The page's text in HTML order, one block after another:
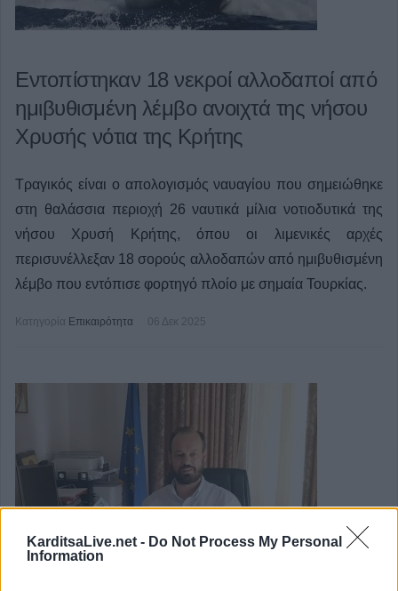
KarditsaLive.net - Do Not Process My Personal
Information
Εντοπίστηκαν 18 νεκροί αλλοδαποί από
ημιβυθισμένη λέμβο ανοιχτά της νήσου
Χρυσής νότια της Κρήτης
Τραγικός είναι ο απολογισμός ναυαγίου που σημειώθηκε
στη θαλάσσια περιοχή 26 ναυτικά μίλια νοτιοδυτικά της
νήσου Χρυσή Κρήτης, όπου οι λιμενικές αρχές
περισυνέλλεξαν 18 σορούς αλλοδαπών από ημιβυθισμένη
λέμβο που εντόπισε φορτηγό πλοίο με σημαία Τουρκίας.
Κατηγορία Επικαιρότητα 06 Δεκ 2025